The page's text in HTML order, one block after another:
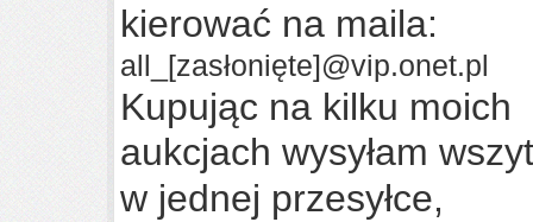
kierować na maila:
all_ [zasłonięte]@vip.onet.pl
Kupując na kilku moich
aukcjach wysyłam
w jednej przesyłce,